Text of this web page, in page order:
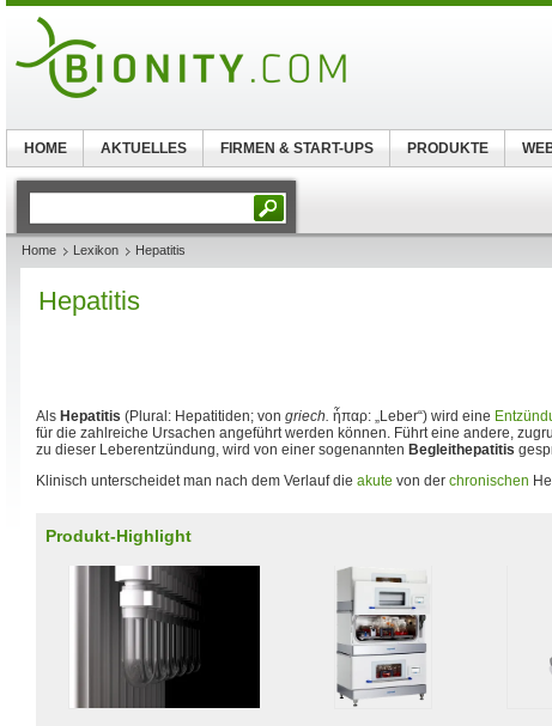
Home Lexikon Hepatitis
Hepatitis
Als Hepatitis (Plural: Hepatitiden; von griech. ἧπαρ: „Leber“) wird eine
für die zahlreiche Ursachen angeführt werden können. Führt eine andere,
zu dieser Leberentzündung, wird von einer sogenannten Begleithepatitis
Klinisch unterscheidet man nach dem Verlauf die akute von der chronischen
Produkt-Highlight
HOME AKTUELLES FIRMEN & START-UPS PRODUKTE